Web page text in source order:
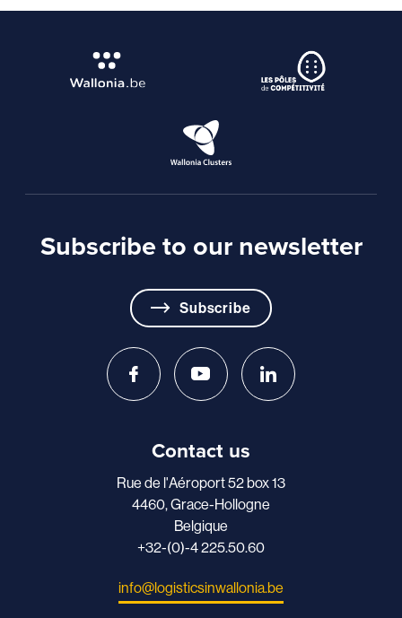
Subscribe to our newsletter
Subscribe
Contact us
Rue de l'Aéroport 52 box 13
4460, Grace-Hollogne
Belgique
+32-(0)-4 225.50.60
info@logisticsinwallonia.be